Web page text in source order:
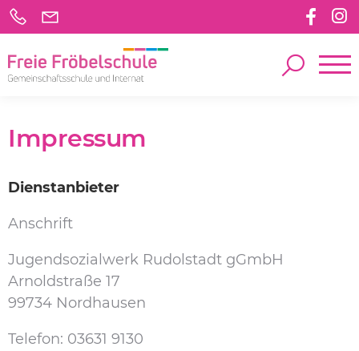
Impressum
Dienstanbieter
Anschrift
Jugendsozialwerk Rudolstadt gGmbH
Arnoldstraße 17
99734 Nordhausen
Telefon: 03631 9130